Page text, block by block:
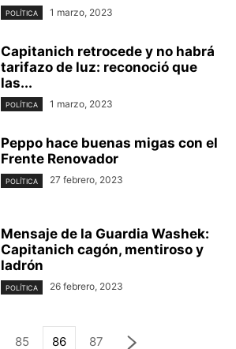
POLÍTICA 1 marzo, 2023
Capitanich retrocede y no habrá
tarifazo de luz: reconoció que
las...
POLÍTICA 1 marzo, 2023
Peppo hace buenas migas con el
Frente Renovador
POLÍTICA 27 febrero, 2023
Mensaje de la Guardia Washek:
Capitanich cagón, mentiroso y
ladrón
POLÍTICA 26 febrero, 2023
85 86 87